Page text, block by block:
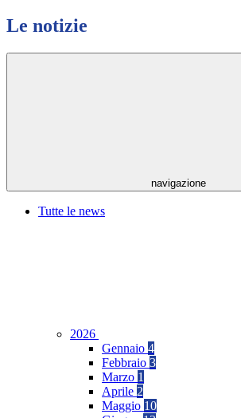
Le notizie
navigazione
Tutte le news
2026
Gennaio 4
Febbraio 3
Marzo 1
Aprile 2
Maggio 10